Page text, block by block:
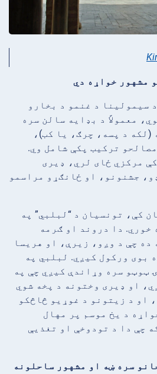
سیمولینا د غنمو د بخارو
معمولاً د بډایه سالن سره
(لکه د پسه، چرګ، یا کب)،
ترکیب پکې شامل وي.
مرکزي ځای لري، ډیری
جشنونو، او ځانګړو مراسمو
کې، تونسیان د “لبلبي” په
خوري. دا دروند او ګرمه
ده چې د وږو، زیرې، او هریسا
بوی ورکول کیږي. لبلبي په
ټوټو سره وړاندې کیږي چې په
او ډیری وختونه د پخه شوي
او د زیتونو د غوړیو څاڅکو
د یخ موسم پر مهال
چې دا د تودوخې او تغذیې
سیاحانو سره ښه او مشهور ساحلونه